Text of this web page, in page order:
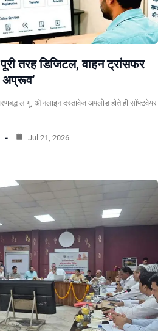
तरह डिजिटल, वाहन ट्रांसफर
लागू, ऑनलाइन दस्तावेज अपलोड होते ही सॉफ्टवेयर
Jul 21, 2026